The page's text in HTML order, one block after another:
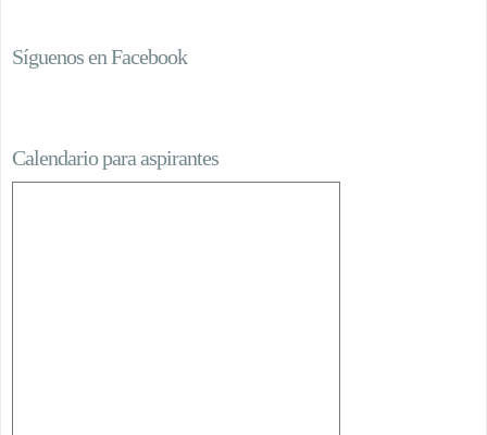
Síguenos en Facebook
Calendario para aspirantes